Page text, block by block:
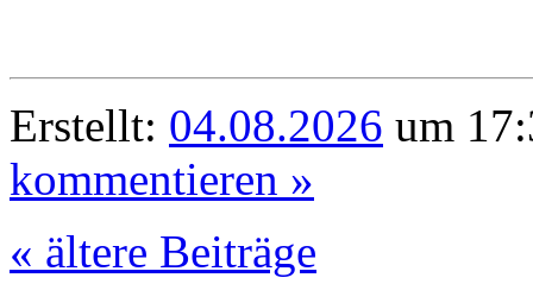
Erstellt: 04.08.2026 um
kommentieren »
« ältere Beiträge